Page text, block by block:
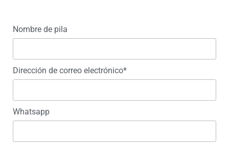
Nombre de pila
Dirección de correo electrónico*
Whatsapp